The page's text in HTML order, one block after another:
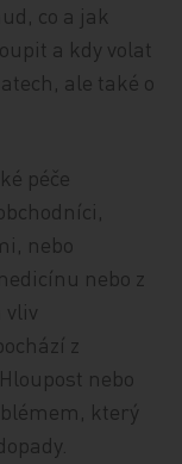
co a jak
a kdy volat
ale také o
péče
nebo
nebo z
vliv
z
nebo
který